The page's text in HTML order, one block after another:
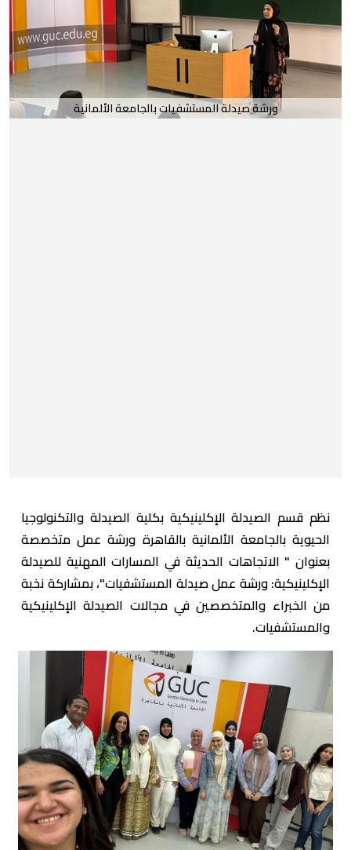
ورشة صيدلة المستشفيات بالجامعة الألمانية
نظم قسم الصيدلة الإكلينيكية بكلية الصيدلة والتكنولوجيا
الحيوية بالجامعة الألمانية بالقاهرة ورشة عمل متخصصة
بعنوان " الاتجاهات الحديثة في المسارات المهنية للصيدلة
الإكلينيكية: ورشة عمل صيدلة المستشفيات"، بمشاركة نخبة
من الخبراء والمتخصصين في مجالات الصيدلة الإكلينيكية
والمستشفيات.